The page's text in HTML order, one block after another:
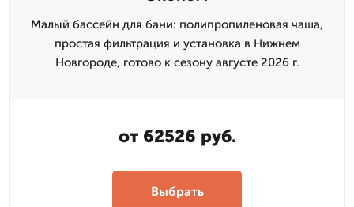
Малый бассейн для бани: полипропиленовая чаша,
простая фильтрация и установка в Нижнем
Новгороде, готово к сезону августе 2026 г.
от 62526 руб.
Выбрать